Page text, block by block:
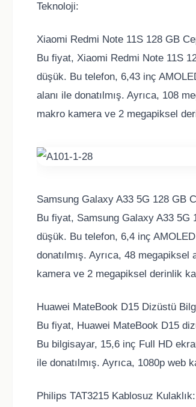
Teknoloji:
Xiaomi Redmi Note 11S 128 GB
Bu fiyat, Xiaomi Redmi Note 11S
düşük. Bu telefon, 6,43 inç
alanı ile donatılmış. Ayrıca, 108
makro kamera ve 2 megapiksel
Samsung Galaxy A33 5G 128 GB
Bu fiyat, Samsung Galaxy A33 5G
düşük. Bu telefon, 6,4 inç
donatılmış. Ayrıca, 48
kamera ve 2 megapiksel derinlik
Huawei MateBook D15 Dizüstü
Bu fiyat, Huawei MateBook D15
Bu bilgisayar, 15,6 inç Full HD
ile donatılmış. Ayrıca, 1080p
Philips TAT3215 Kablosuz